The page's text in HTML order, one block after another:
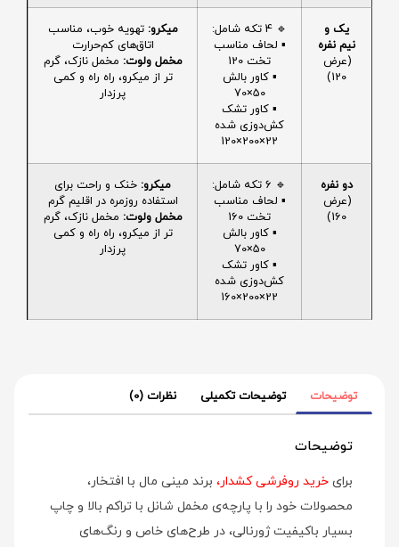
یک و
نیم نفره
(عرض
120)
🔹 4 تکه شامل:
▪️ لحاف مناسب
تخت 120
▪️ کاور بالش
50×70
▪️ کاور تشک
کش‌دوزی شده
22×200×120
میکرو: تهویه خوب، مناسب
اتاق‌های کم‌حرارت
مخمل ولوت: مخمل نازک، گرم
تر از میکرو، راه راه و کمی
پرزدار
دو نفره
(عرض
160)
🔹 6 تکه شامل:
▪️ لحاف مناسب
تخت 160
▪️ کاور بالش
50×70
▪️ کاور تشک
کش‌دوزی شده
22×200×160
میکرو: خنک و راحت برای
استفاده روزمره در اقلیم گرم
مخمل ولوت: مخمل نازک، گرم
تر از میکرو، راه راه و کمی
پرزدار
توضیحات توضیحات تکمیلی نظرات (0)
توضیحات
برای خرید روفرشی کشدار، برند مینی‌ مال با افتخار،
محصولات خود را با پارچه‌ی مخمل شانل با تراکم بالا و چاپ
بسیار باکیفیت ژورنالی، در طرح‌های خاص و رنگ‌های